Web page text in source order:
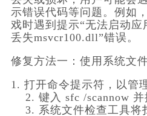
示错误代码等问题。例如
戏时遇到提示“无法启动应
丢失msvcr100.dll”错误。
修复方法一：使用系统文
1. 打开命令提示符，以管
    2. 键入
sfc /scannow 并